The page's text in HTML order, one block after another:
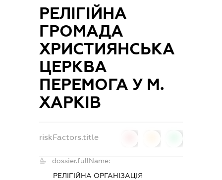
РЕЛІГІЙНА
ГРОМАДА
ХРИСТИЯНСЬКА
ЦЕРКВА
ПЕРЕМОГА У М.
ХАРКІВ
riskFactors.title
dossier.fullName:
РЕЛІГІЙНА ОРГАНІЗАЦІЯ